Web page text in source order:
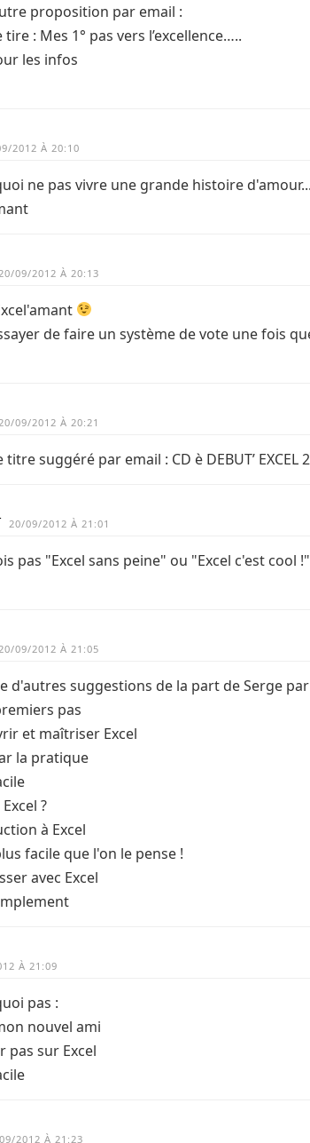
proposition par email :
: Mes 1° pas vers l’excellence…..
les infos
2012 À 20:10
ne pas vivre une grande histoire
20/09/2012 À 20:13
de faire un système de vote une fois
20/09/2012 À 20:21
suggéré par email : CD è DEBUT’ EXCEL
20/09/2012 À 21:01
pas "Excel sans peine" ou "Excel c'est cool
20/09/2012 À 21:05
d'autres suggestions de la part de Serge
pas
et maîtriser Excel
la pratique
?
à Excel
facile que l'on le pense !
avec Excel
À 21:09
pas :
nouvel ami
pas sur Excel
2012 À 21:23